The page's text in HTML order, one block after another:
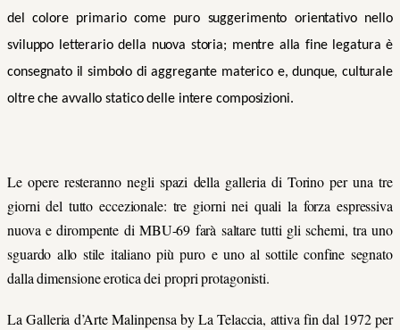
del colore primario come puro suggerimento orientativo nello
sviluppo letterario della nuova storia; mentre alla fine legatura è
consegnato il simbolo di aggregante materico e, dunque, culturale
oltre che avvallo statico delle intere composizioni.
Le opere resteranno negli spazi della galleria di Torino per una tre
giorni del tutto eccezionale: tre giorni nei quali la forza espressiva
nuova e dirompente di MBU-69 farà saltare tutti gli schemi, tra uno
sguardo allo stile italiano più puro e uno al sottile confine segnato
dalla dimensione erotica dei propri protagonisti.
La Galleria d’Arte Malinpensa by La Telaccia, attiva fin dal 1972 per